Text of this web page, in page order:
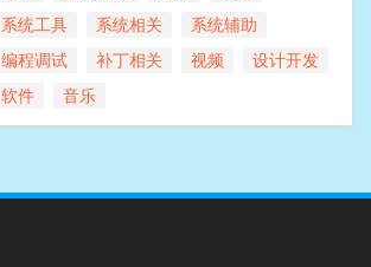
系统工具
系统相关
系统辅助
编程调试
补丁相关 视频
设计开发
软件
音乐